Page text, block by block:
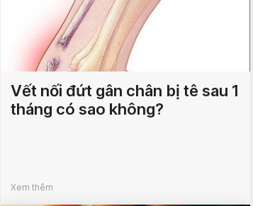
Vết nối đứt gân chân bị tê sau 1
tháng có sao không?
Xem thêm